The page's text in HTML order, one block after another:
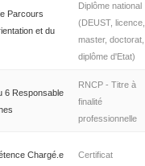
Parcours
et du
Diplôme national
(DEUST, licence,
master, doctorat,
diplôme d'Etat)
6 Responsable
RNCP - Titre à
finalité
professionnelle
Chargé.e
Certificat